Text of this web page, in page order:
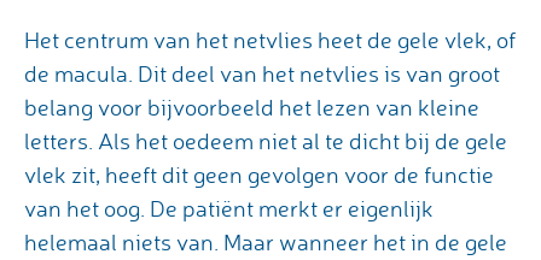
Het centrum van het netvlies heet de gele vlek, of
de macula. Dit deel van het netvlies is van groot
belang voor bijvoorbeeld het lezen van kleine
letters. Als het oedeem niet al te dicht bij de gele
vlek zit, heeft dit geen gevolgen voor de functie
van het oog. De patiënt merkt er eigenlijk
helemaal niets van. Maar wanneer het in de gele